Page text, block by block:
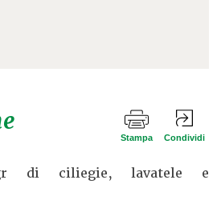
Stampa Condividi
di ciliegie, lavatele e